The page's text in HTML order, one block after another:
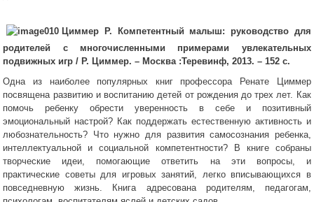
Циммер Р. Компетентный малыш: руководство для
родителей с многочисленными примерами увлекательных
подвижных игр /Р. Циммер. – Москва :Теревинф, 2013. – 152 с.
Одна из наиболее популярных книг профессора Ренате Циммер
посвящена развитию и воспитанию детей от рождения до трех лет. Как
помочь ребенку обрести уверенность в себе и позитивный
эмоциональный настрой? Как поддержать естественную активность и
любознательность? Что нужно для развития самосознания ребенка,
интеллектуальной и социальной компетентности? В книге собраны
творческие идеи, помогающие ответить на эти вопросы, и
практические советы для игровых занятий, легко вписывающихся в
повседневную жизнь. Книга адресована родителям, педагогам,